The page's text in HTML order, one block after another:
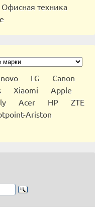
Офисная техника
LG
Canon
Xiaomi
Apple
Acer HP
ZTE
Ariston